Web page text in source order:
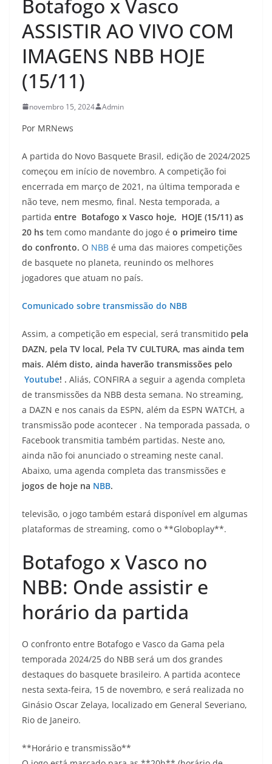
Botafogo x Vasco
ASSISTIR AO VIVO COM
IMAGENS NBB HOJE
(15/11)
novembro 15, 2024 Admin
Por MRNews
A partida do Novo Basquete Brasil, edição de 2024/2025
começou em início de novembro. A competição foi
encerrada em março de 2021, na última temporada e
não teve, nem mesmo, final. Nesta temporada, a
partida entre Botafogo x Vasco hoje, HOJE (15/11) as
20 hs tem como mandante do jogo é o primeiro time
do confronto. O NBB é uma das maiores competições
de basquete no planeta, reunindo os melhores
jogadores que atuam no país.
Comunicado sobre transmissão do NBB
Assim, a competição em especial, será transmitido pela
DAZN, pela TV local, Pela TV CULTURA, mas ainda tem
mais. Além disto, ainda haverão transmissões pelo
Youtube! . Aliás, CONFIRA a seguir a agenda completa
de transmissões da NBB desta semana. No streaming,
a DAZN e nos canais da ESPN, além da ESPN WATCH, a
transmissão pode acontecer . Na temporada passada, o
Facebook transmitia também partidas. Neste ano,
ainda não foi anunciado o streaming neste canal.
Abaixo, uma agenda completa das transmissões e
jogos de hoje na NBB.
televisão, o jogo também estará disponível em algumas
plataformas de streaming, como o **Globoplay**.
Botafogo x Vasco no
NBB: Onde assistir e
horário da partida
O confronto entre Botafogo e Vasco da Gama pela
temporada 2024/25 do NBB será um dos grandes
destaques do basquete brasileiro. A partida acontece
nesta sexta-feira, 15 de novembro, e será realizada no
Ginásio Oscar Zelaya, localizado em General Severiano,
Rio de Janeiro.
**Horário e transmissão**